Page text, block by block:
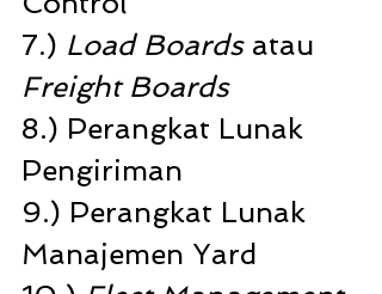
7.) Load Boards atau
Freight Boards
8.) Perangkat Lunak
Pengiriman
9.) Perangkat Lunak
Manajemen Yard